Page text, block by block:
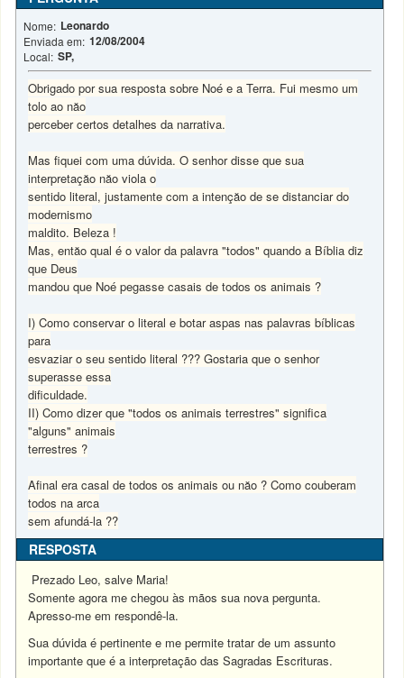
Nome: Leonardo
Enviada em: 12/08/2004
Local: SP,
Obrigado por sua resposta sobre Noé e a Terra. Fui mesmo um
tolo ao năo
perceber certos detalhes da narrativa.
Mas fiquei com uma dúvida. O senhor disse que sua
interpretaçăo năo viola o
sentido literal, justamente com a intençăo de se distanciar do
modernismo
maldito. Beleza !
Mas, entăo qual é o valor da palavra "todos" quando a Bíblia diz
que Deus
mandou que Noé pegasse casais de todos os animais ?
I) Como conservar o literal e botar aspas nas palavras bíblicas
para
esvaziar o seu sentido literal ??? Gostaria que o senhor
superasse essa
dificuldade.
II) Como dizer que "todos os animais terrestres" significa
"alguns" animais
terrestres ?
Afinal era casal de todos os animais ou năo ? Como couberam
todos na arca
sem afundá-la ??
RESPOSTA
Prezado Leo, salve Maria!
Somente agora me chegou às mãos sua nova pergunta.
Apresso-me em respondê-la.
Sua dúvida é pertinente e me permite tratar de um assunto
importante que é a interpretação das Sagradas Escrituras.